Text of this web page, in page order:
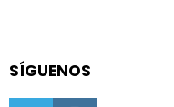
SÍGUENOS
twitter instagram